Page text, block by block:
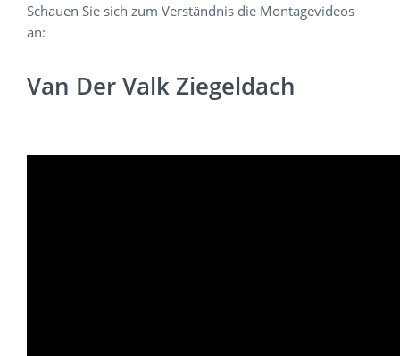
Schauen Sie sich zum Verständnis die Montagevideos
an:
Van Der Valk Ziegeldach